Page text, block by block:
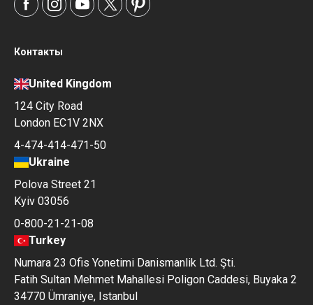
Контакты
United Kingdom
124 City Road
London EC1V 2NX
4-474-414-471-50
Ukraine
Polova Street 21
Kyiv 03056
0-800-21-21-08
Turkey
Numara 23 Ofis Yonetimi Danismanlik Ltd. Şti.
Fatih Sultan Mehmet Mahallesi Poligon Caddesi, Buyaka 2
34770 Ümraniye, Istanbul